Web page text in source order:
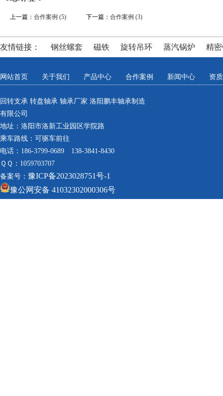
上一篇： 合作案例 (5) 下一篇： 合作案例 (3)
友情链接： 钢丝螺套 磁铁 旋转吊环 蒸汽锅炉 精
网站首页 关于我们 产品中心 合作案例 新闻中心 资
回转支承 转盘轴承 轴承厂家 洛阳鹏丰轴承制造
有限公司
地址：洛阳市洛新工业园区学院路
乘车路线：可驱车前往
电话：186-3799-0689 138-3841-8430
ＱＱ：1059703707
备案号： 豫ICP备2023028751号-1
豫公网安备 41032302000306号